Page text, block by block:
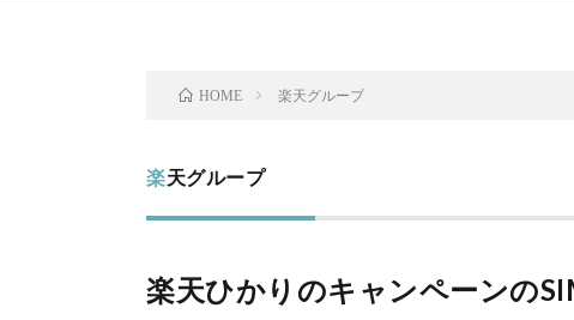
HOME 楽天グループ
楽天グループ
楽天ひかりのキャンペーンの